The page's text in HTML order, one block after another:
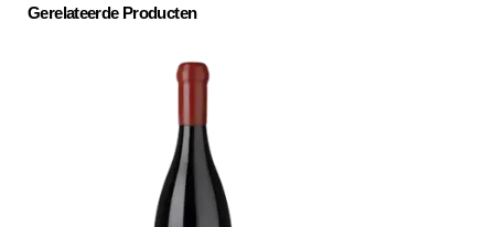
Gerelateerde Producten